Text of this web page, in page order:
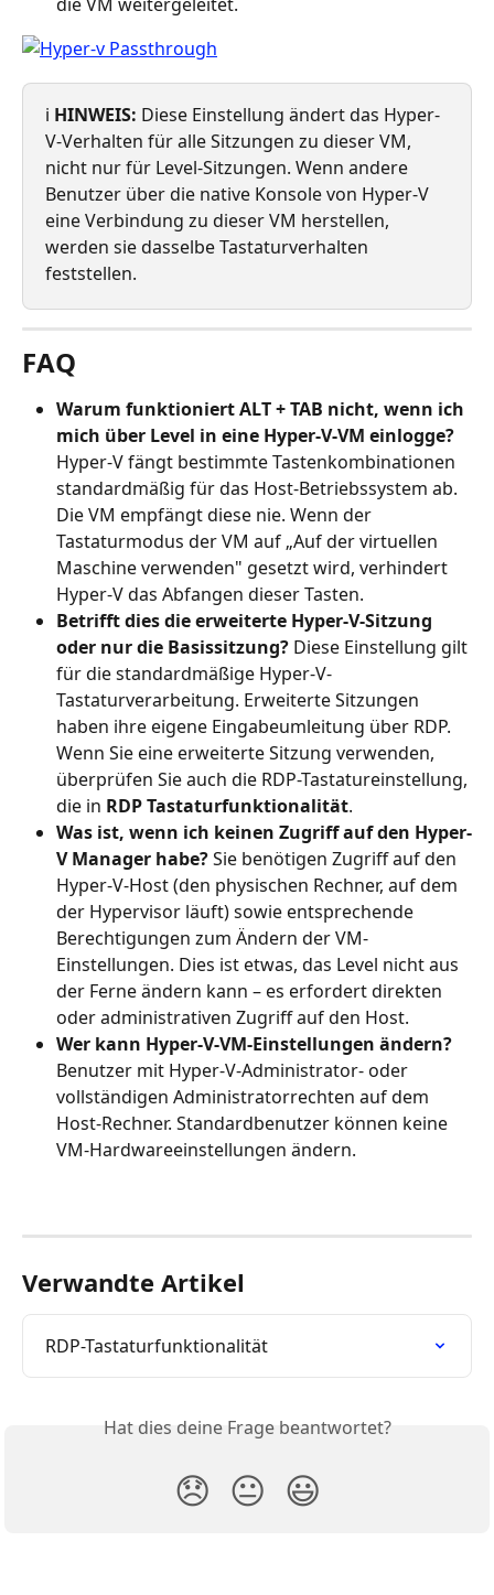
ℹ️ HINWEIS: Diese Einstellung ändert das Hyper-
V-Verhalten für alle Sitzungen zu dieser VM,
nicht nur für Level-Sitzungen. Wenn andere
Benutzer über die native Konsole von Hyper-V
eine Verbindung zu dieser VM herstellen,
werden sie dasselbe Tastaturverhalten
feststellen.
FAQ
Warum funktioniert ALT + TAB nicht, wenn ich
mich über Level in eine Hyper-V-VM einlogge?
Hyper-V fängt bestimmte Tastenkombinationen
standardmäßig für das Host-Betriebssystem ab.
Die VM empfängt diese nie. Wenn der
Tastaturmodus der VM auf „Auf der virtuellen
Maschine verwenden" gesetzt wird, verhindert
Hyper-V das Abfangen dieser Tasten.
Betrifft dies die erweiterte Hyper-V-Sitzung
oder nur die Basissitzung? Diese Einstellung gilt
für die standardmäßige Hyper-V-
Tastaturverarbeitung. Erweiterte Sitzungen
haben ihre eigene Eingabeumleitung über RDP.
Wenn Sie eine erweiterte Sitzung verwenden,
überprüfen Sie auch die RDP-Tastatureinstellung,
die in RDP Tastaturfunktionalität.
Was ist, wenn ich keinen Zugriff auf den Hyper-
V Manager habe? Sie benötigen Zugriff auf den
Hyper-V-Host (den physischen Rechner, auf dem
der Hypervisor läuft) sowie entsprechende
Berechtigungen zum Ändern der VM-
Einstellungen. Dies ist etwas, das Level nicht aus
der Ferne ändern kann – es erfordert direkten
oder administrativen Zugriff auf den Host.
Wer kann Hyper-V-VM-Einstellungen ändern?
Benutzer mit Hyper-V-Administrator- oder
vollständigen Administratorrechten auf dem
Host-Rechner. Standardbenutzer können keine
VM-Hardwareeinstellungen ändern.
Verwandte Artikel
RDP-Tastaturfunktionalität
Hat dies deine Frage beantwortet?
😞 😐 😃